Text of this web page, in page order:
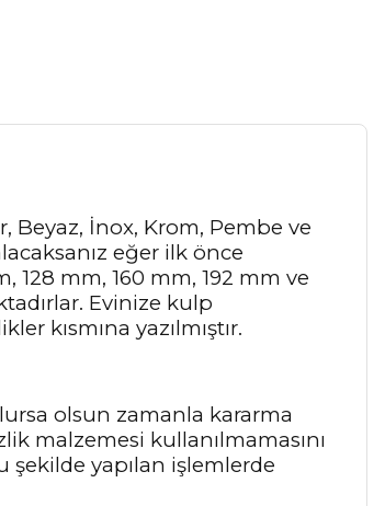
Beyaz, İnox, Krom, Pembe ve
eğer ilk önce
128 mm, 160 mm, 192 mm ve
Evinize kulp
kısmına yazılmıştır.
olsun zamanla kararma
malzemesi kullanılmamasını
şekilde yapılan işlemlerde